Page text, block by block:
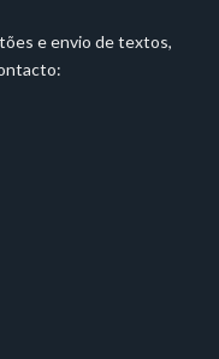
e envio de textos,